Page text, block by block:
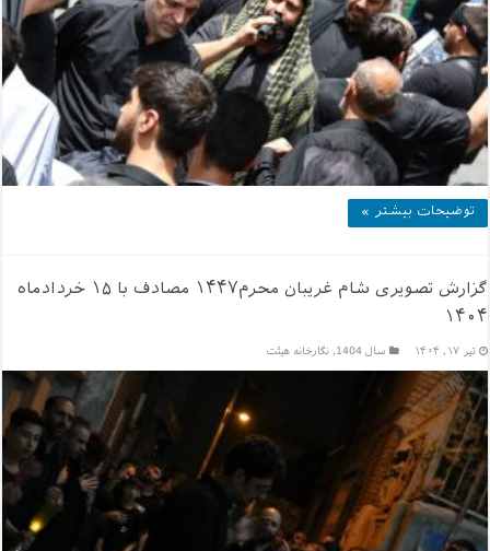
توضیحات بیشتر »
گزارش تصویری شام غریبان محرم۱۴۴۷ مصادف با ۱۵ خردادماه
۱۴۰۴
تیر ۱۷, ۱۴۰۴ سال 1404 ,نگارخانه هیئت